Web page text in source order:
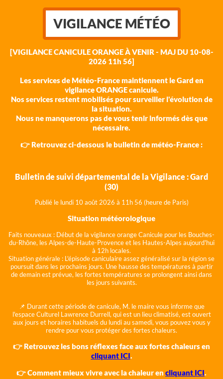
VIGILANCE MÉTÉO
[VIGILANCE CANICULE ORANGE À VENIR - MAJ DU 10-08-
2026 11h 56]
Les services de Météo-France maintiennent le Gard en
vigilance ORANGE canicule.
Nos services restent mobilisés pour surveiller l'évolution de
la situation.
Nous ne manquerons pas de vous tenir informés dès que
nécessaire.
👉 Retrouvez ci-dessous le bulletin de météo-France :
Bulletin de suivi départemental de la Vigilance : Gard
(30)
Publié le lundi 10 août 2026 à 11h 56 (heure de Paris)
Situation météorologique
Faits nouveaux : Début de la vigilance orange Canicule pour les Bouches-
du-Rhône, les Alpes-de-Haute-Provence et les Hautes-Alpes aujourd'hui
à 12h locales.
Situation générale : L'épisode caniculaire assez généralisé sur la région se
poursuit dans les prochains jours. Une hausse des températures à partir
de demain est prévue, les fortes températures se prolongent ainsi dans
les jours suivants.
📌 Durant cette période de canicule, M. le maire vous informe que
l'espace Culturel Lawrence Durrell, qui est un lieu climatisé, est ouvert
aux jours et horaires habituels du lundi au samedi, vous pouvez vous y
rendre pour vous protéger des fortes chaleurs.
👉 Retrouvez les bons réflexes face aux fortes chaleurs en
cliquant ICI.
👉 Comment mieux vivre avec la chaleur en cliquant ICI.